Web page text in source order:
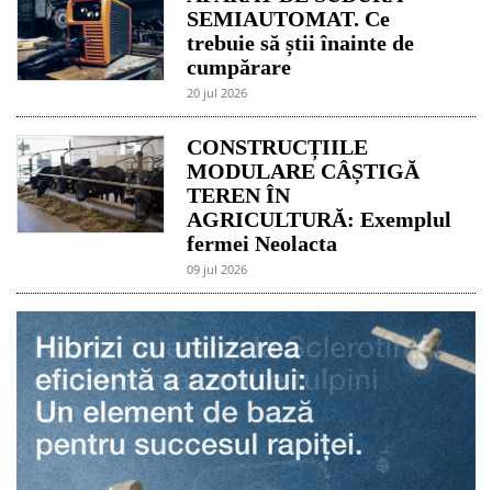
SEMIAUTOMAT. Ce
trebuie să știi înainte de
cumpărare
20 jul 2026
CONSTRUCȚIILE
MODULARE CÂȘTIGĂ
TEREN ÎN
AGRICULTURĂ: Exemplul
fermei Neolacta
09 jul 2026